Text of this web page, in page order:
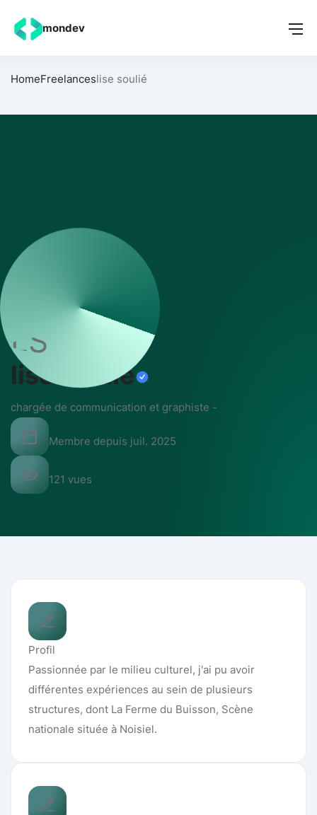
mondev
HomeFreelanceslise soulié
LS
lise soulié
chargée de communication et graphiste -
Membre depuis juil. 2025
121 vues
Profil
Passionnée par le milieu culturel, j'ai pu avoir
différentes expériences au sein de plusieurs
structures, dont La Ferme du Buisson, Scène
nationale située à Noisiel.